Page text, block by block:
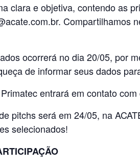
clara e objetiva, contendo as
Compartilhamos
ocorrerá no dia 20/05, por
de informar seus dados
entrará em contato
pitchs será em 24/05, na
selecionados!